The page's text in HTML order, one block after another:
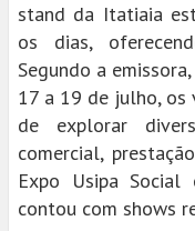
stand da Itatiaia
os dias,
Segundo a
17 a 19 de julho,
de explorar
comercial,
Expo Usipa
contou com shows